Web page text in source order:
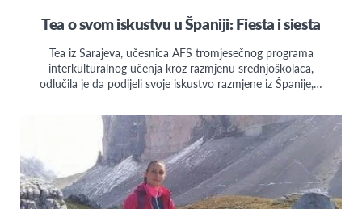
Tea o svom iskustvu u Španiji: Fiesta i siesta
Tea iz Sarajeva, učesnica AFS tromjesečnog programa
interkulturalnog učenja kroz razmjenu srednjoškolaca,
odlučila je da podijeli svoje iskustvo razmjene iz Španije,…